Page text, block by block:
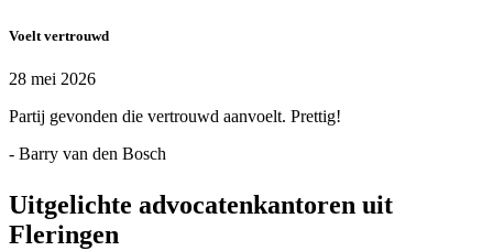
Voelt vertrouwd
28 mei 2026
Partij gevonden die vertrouwd aanvoelt. Prettig!
- Barry van den Bosch
Uitgelichte advocatenkantoren uit
Fleringen